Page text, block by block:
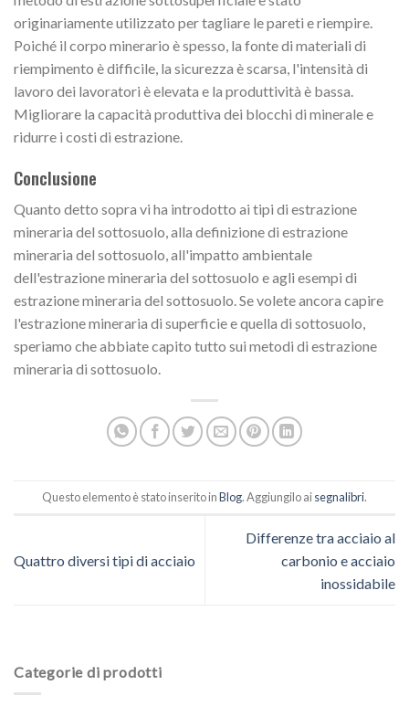
originariamente utilizzato per tagliare le pareti e riempire.
Poiché il corpo minerario è spesso, la fonte di materiali di
riempimento è difficile, la sicurezza è scarsa, l'intensità di
lavoro dei lavoratori è elevata e la produttività è bassa.
Migliorare la capacità produttiva dei blocchi di minerale e
ridurre i costi di estrazione.
Conclusione
Quanto detto sopra vi ha introdotto ai tipi di estrazione
mineraria del sottosuolo, alla definizione di estrazione
mineraria del sottosuolo, all'impatto ambientale
dell'estrazione mineraria del sottosuolo e agli esempi di
estrazione mineraria del sottosuolo. Se volete ancora capire
l'estrazione mineraria di superficie e quella di sottosuolo,
speriamo che abbiate capito tutto sui metodi di estrazione
mineraria di sottosuolo.
Questo elemento è stato inserito inBlog. Aggiungilo aisegnalibri.
Quattro diversi tipi di acciaio
Differenze tra acciaio al
carbonio e acciaio
inossidabile
Categorie di prodotti